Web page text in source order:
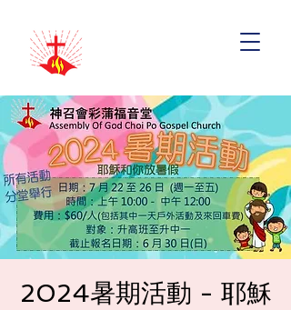
2024暑期活動 - 耶穌